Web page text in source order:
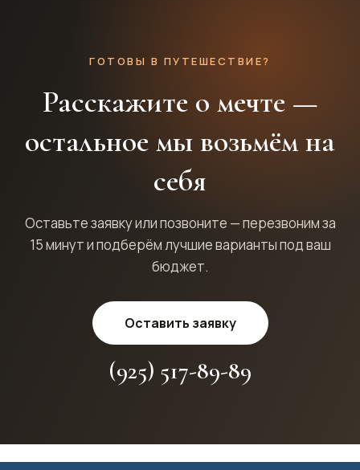
ГОТОВЫ В ПУТЕШЕСТВИЕ?
Расскажите о мечте —
остальное мы возьмём на
себя
Оставьте заявку или позвоните — перезвоним за
15 минут и подберём лучшие варианты под ваш
бюджет.
Оставить заявку
(925) 517-89-89